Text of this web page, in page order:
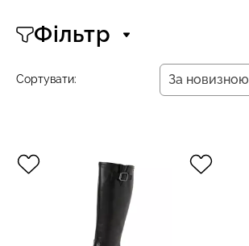
Фільтр
Сортувати:
За новизною
За новизною